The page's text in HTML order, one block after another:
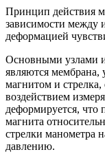
Принцип действия
зависимости между
деформацией
Основными узлами
являются мембрана,
магнитом и
воздействием
деформируется,
магнита
стрелки манометра
давлению.